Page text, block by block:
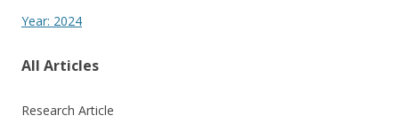
Year: 2024
All Articles
Research Article